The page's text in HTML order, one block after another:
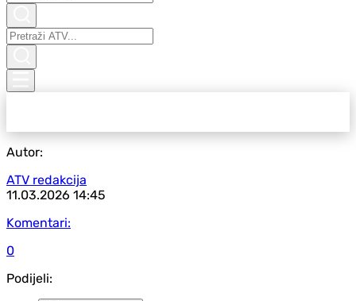
Autor:
ATV redakcija
11.03.2026 14:45
Komentari:
0
Podijeli: